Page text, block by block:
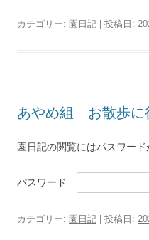
カテゴリー: 園日記 | 投稿日:
あやめ組 お散歩に
園日記の閲覧にはパスワード
パスワード
カテゴリー: 園日記 | 投稿日: